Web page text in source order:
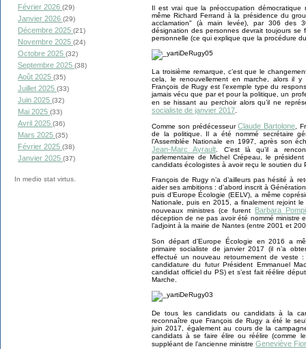
Février 2026 (29)
Janvier 2026 (29)
Décembre 2025 (21)
Novembre 2025 (24)
Octobre 2025 (32)
Septembre 2025 (38)
Août 2025 (35)
Juillet 2025 (33)
Juin 2025 (32)
Mai 2025 (33)
Avril 2025 (36)
Mars 2025 (35)
Février 2025 (38)
Janvier 2025 (37)
In medio stat virtus.
Il est vrai que la préoccupation
même Richard Ferrand à la présidence du
acclamation" (à main levée), par 306 des
désignation des personnes devrait toujours
personnelle (ce qui explique que la procédure
La troisième remarque, c’est que le
cela, le renouvellement en marche, alors il
François de Rugy est l’exemple type du
jamais vécu que par et pour la politique, un
en se hissant au perchoir alors qu’il ne
socialiste de janvier 2017.
Comme son prédécesseurClaude Bartolone,
de la politique. Il a été nommé secrétaire
l’Assemblée Nationale en 1997, après son
Jean-Marc Ayrault. C’est là qu’il a
parlementaire de Michel Crépeau, le
candidats écologistes à avoir reçu le soutien du
François de Rugy n’a d’ailleurs pas hésité à
aider ses ambitions : d’abord inscrit à
puis d’Europe Écologie (EELV), a même
Nationale, puis en 2015, a finalement rejoint
nouveaux ministres (ce furent
Barbara
déception de ne pas avoir été nommé ministre
l’adjoint à la mairie de Nantes (entre 2001 et
Son départ d’Europe Écologie en 2016 a
primaire socialiste de janvier 2017 (il n’a
effectué un nouveau retournement de veste
candidature du futur Président Emmanuel
candidat officiel du PS) et s’est fait réélire
Marche.
De tous les candidats ou candidats à la
reconnaître que François de Rugy a été le
juin 2017, également au cours de la
candidats à se faire élire ou réélire (comme
suppléant de l’ancienne ministre Geneviève